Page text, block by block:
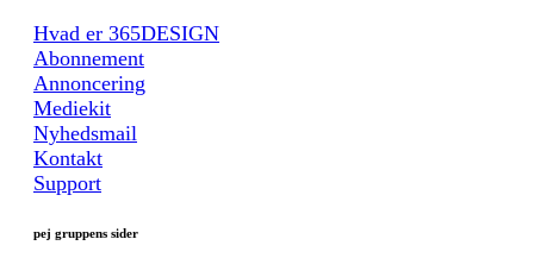
Hvad er 365DESIGN
Abonnement
Annoncering
Mediekit
Nyhedsmail
Kontakt
Support
pej gruppens sider